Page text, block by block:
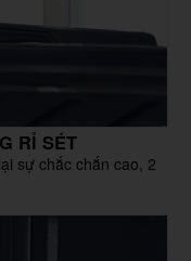
RỈ SÉT
sự chắc chắn cao, 2